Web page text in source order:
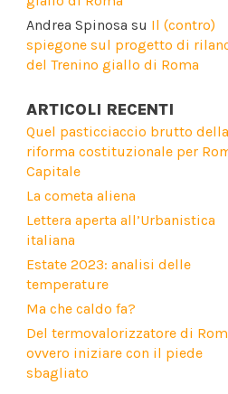
Andrea Spinosa su Il (contro)
spiegone sul progetto di
del Trenino giallo di Roma
ARTICOLI RECENTI
Quel pasticciaccio brutto della
riforma costituzionale per
Capitale
La cometa aliena
Lettera aperta all’Urbanistica
italiana
Estate 2023: analisi delle
temperature
Ma che caldo fa?
Del termovalorizzatore di
ovvero iniziare con il piede
sbagliato